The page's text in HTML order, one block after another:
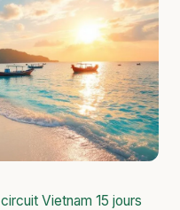
circuit Vietnam 15 jours